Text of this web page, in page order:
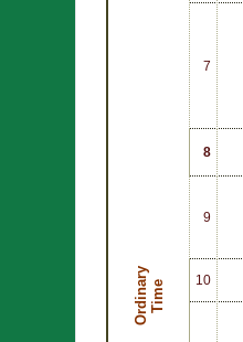
O
r
d
i
na
r
y
T
i
me
7
8
9
10